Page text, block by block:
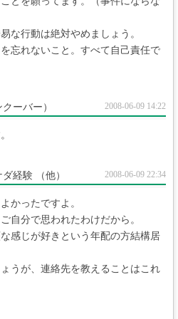
な行動は絶対やめましょう。
忘れないこと。すべて自己責任で
クーバー） 2008-06-09 14:22
ダ経験 （他） 2008-06-09 22:34
かったですよ。
自分で思われたわけだから。
感じが好きという年配の方結構居
うが、連絡先を教えることはこれ